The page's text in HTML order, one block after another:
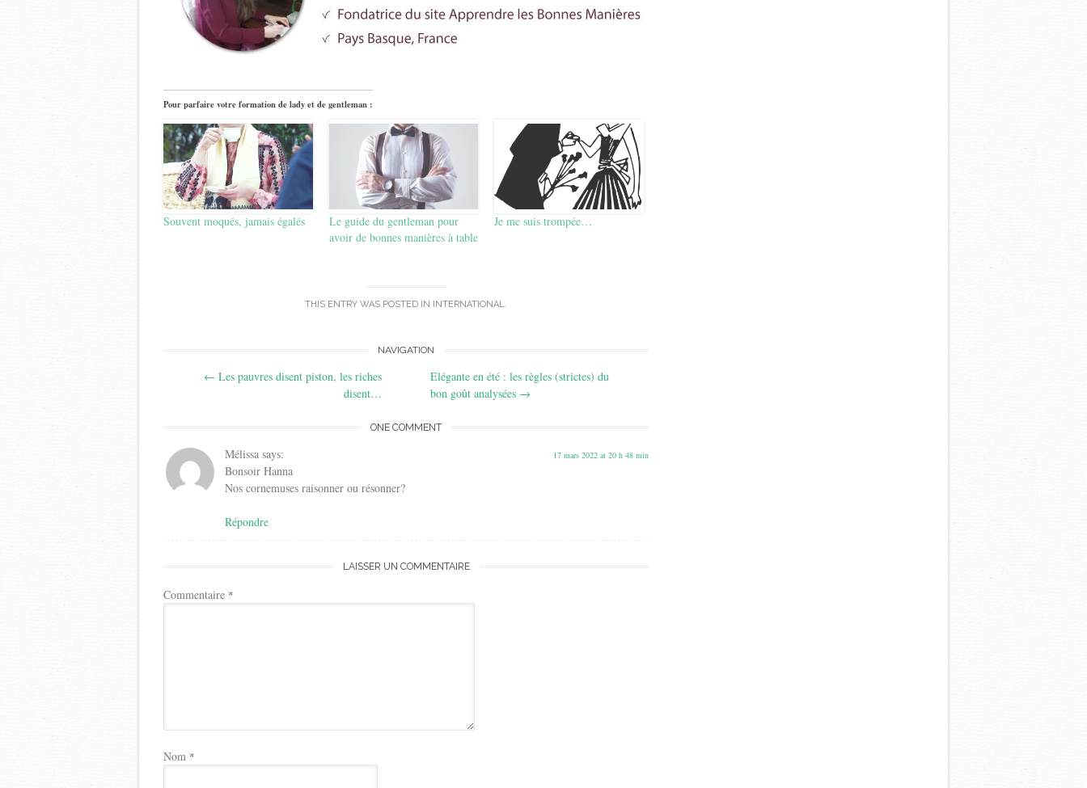
Pour parfaire votre formation de lady et de gentleman :
Souvent moqués, jamais égalés
Le guide du gentleman pour
avoir de bonnes manières à table
Je me suis trompée…
THIS ENTRY WAS POSTED IN INTERNATIONAL.
navigation
NAVIGATION
← Les pauvres disent piston, les riches
disent…
Elégante en été : les règles (strictes) du
bon goût analysées →
ONE COMMENT
Mélissa says: 17 mars 2022 at 20 h 48 min
Bonsoir Hanna
Nos cornemuses raisonner ou résonner?
Répondre
LAISSER UN COMMENTAIRE
Commentaire *
Nom *